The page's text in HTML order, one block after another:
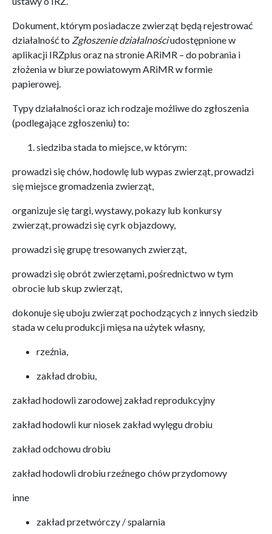
Dokument, którym posiadacze zwierząt będą rejestrować
działalność to Zgłoszenie działalnościudostępnione w
aplikacji IRZplus oraz na stronie ARiMR – do pobrania i
złożenia w biurze powiatowym ARiMR w formie
papierowej.
Typy działalności oraz ich rodzaje możliwe do zgłoszenia
(podlegające zgłoszeniu) to:
siedziba stada to miejsce, w którym:
prowadzi się chów, hodowlę lub wypas zwierząt, prowadzi
się miejsce gromadzenia zwierząt,
organizuje się targi, wystawy, pokazy lub konkursy
zwierząt, prowadzi się cyrk objazdowy,
prowadzi się grupę tresowanych zwierząt,
prowadzi się obrót zwierzętami, pośrednictwo w tym
obrocie lub skup zwierząt,
dokonuje się uboju zwierząt pochodzących z innych siedzib
stada w celu produkcji mięsa na użytek własny,
rzeźnia,
zakład drobiu,
zakład hodowli zarodowej zakład reprodukcyjny
zakład hodowli kur niosek zakład wylęgu drobiu
zakład odchowu drobiu
zakład hodowli drobiu rzeźnego chów przydomowy
inne
zakład przetwórczy / spalarnia